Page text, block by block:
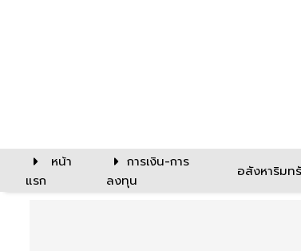
หน้า
แรก
การเงิน-การ
ลงทุน
อสังหาริมท